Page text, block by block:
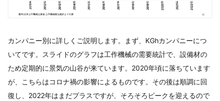
カンパニー別に詳しくご説明します。まず、KGhカンパニーにつ
いてです。スライドのグラフは工作機械の需要統計で、設備材の
ため定期的に景気の山谷が来ています。2020年頃に落ちています
が、こちらはコロナ禍の影響によるものです。その後は順調に回
復し、2022年はまだプラスですが、そろそろピークを迎えるので